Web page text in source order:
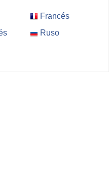
Francés
Ruso